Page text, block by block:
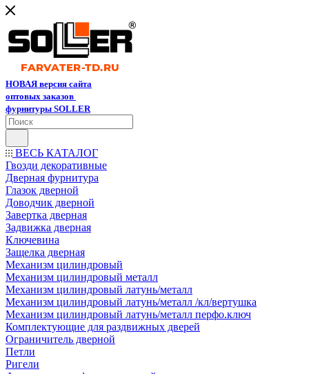
НОВАЯ версия сайта
оптовых заказов
фурнитуры SOLLER
ВЕСЬ КАТАЛОГ
Гвозди декоративные
Дверная фурнитура
Глазок дверной
Доводчик дверной
Завертка дверная
Задвижка дверная
Ключевина
Защелка дверная
Механизм цилиндровый
Механизм цилиндровый металл
Механизм цилиндровый латунь/металл
Механизм цилиндровый латунь/металл /кл/вертушка
Механизм цилиндровый латунь/металл перфо.ключ
Комплектующие для раздвижных дверей
Ограничитель дверной
Петли
Ригели